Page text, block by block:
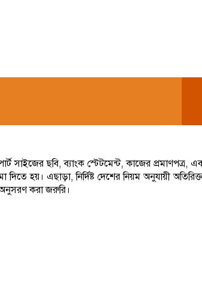
ছবি, ব্যাংক স্টেটমেন্ট, কাজের প্রমাণপত্র,
হয়। এছাড়া, নির্দিষ্ট দেশের নিয়ম অনুযায়ী
অনুসরণ করা জরুরি।